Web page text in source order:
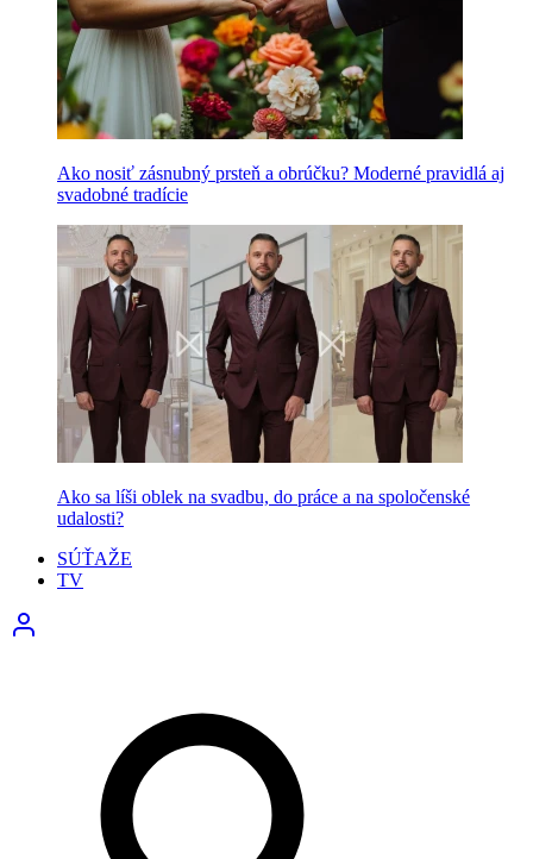
Ako nosiť zásnubný prsteň a obrúčku? Moderné pravidlá aj
svadobné tradície
Ako sa líši oblek na svadbu, do práce a na spoločenské
udalosti?
SÚŤAŽE
TV